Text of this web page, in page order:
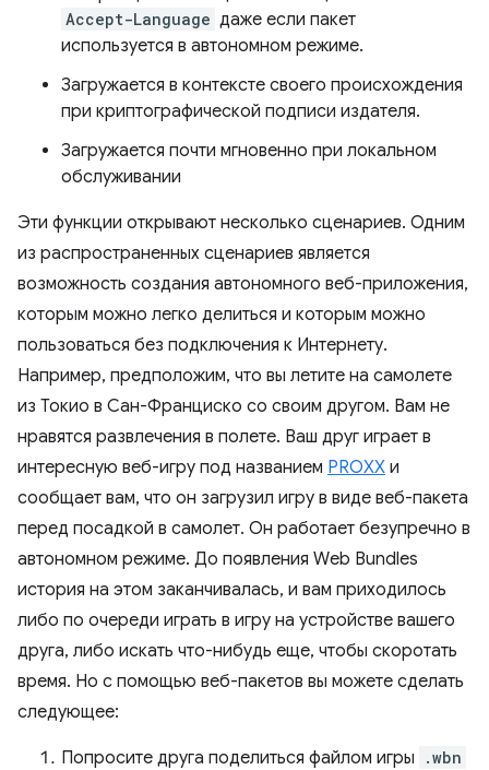
Accept-Language даже если пакет
используется в автономном режиме.
Загружается в контексте своего происхождения
при криптографической подписи издателя.
Загружается почти мгновенно при локальном
обслуживании
Эти функции открывают несколько сценариев. Одним
из распространенных сценариев является
возможность создания автономного веб-приложения,
которым можно легко делиться и которым можно
пользоваться без подключения к Интернету.
Например, предположим, что вы летите на самолете
из Токио в Сан-Франциско со своим другом. Вам не
нравятся развлечения в полете. Ваш друг играет в
интересную веб-игру под названием PROXX и
сообщает вам, что он загрузил игру в виде веб-пакета
перед посадкой в ​​самолет. Он работает безупречно в
автономном режиме. До появления Web Bundles
история на этом заканчивалась, и вам приходилось
либо по очереди играть в игру на устройстве вашего
друга, либо искать что-нибудь еще, чтобы скоротать
время. Но с помощью веб-пакетов вы можете сделать
следующее:
Попросите друга поделиться файлом игры .wbn